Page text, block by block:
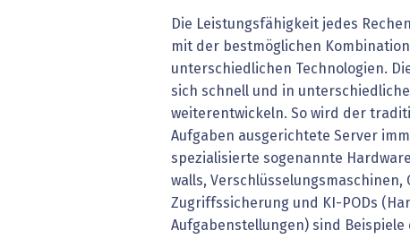
Die Leistungsfähigkeit jedes
mit der bestmöglichen
unterschiedlichen Technologien.
sich schnell und in
weiterentwickeln. So wird der
Aufgaben ausgerichtete Server
spezialisierte sogenannte
walls, Verschlüsselungsmaschinen,
Zugriffssicherung und KI-PODs
Aufgabenstellungen) sind